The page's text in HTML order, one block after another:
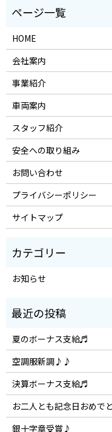
HOME
会社案内
事業紹介
車両案内
スタッフ紹介
安全への取り組み
お問い合わせ
プライバシーポリシー
サイトマップ
お知らせ
夏のボーナス支給♬
空調服新調♪♪
決算ボーナス支給♬
お二人とも記念日おめで
銀十字章受賞♪